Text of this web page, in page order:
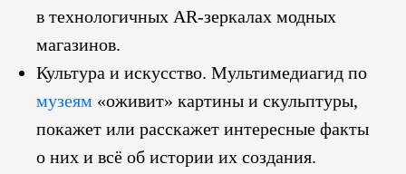
в технологичных AR-зеркалах модных
магазинов.
Культура и искусство. Мультимедиагид по
музеям «оживит» картины и скульптуры,
покажет или расскажет интересные факты
о них и всё об истории их создания.